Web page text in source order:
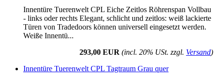
Innentüre Tuerenwelt CPL Eiche Zeitlos Röhrenspan Vollbau
- links oder rechts Elegant, schlicht und zeitlos: weiß lackierte
Türen von Tradedoors können universell eingesetzt werden.
Weiße Innentü...
293,00 EUR (incl. 20% USt. zzgl. Versand)
Innentüre Tuerenwelt CPL Tagtraum Grau quer